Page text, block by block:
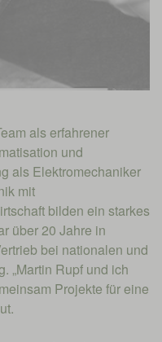
als erfahrener
und
als Elektromechaniker
mit
bilden ein starkes
über 20 Jahre in
bei nationalen und
„Martin Rupf und ich
Projekte für eine